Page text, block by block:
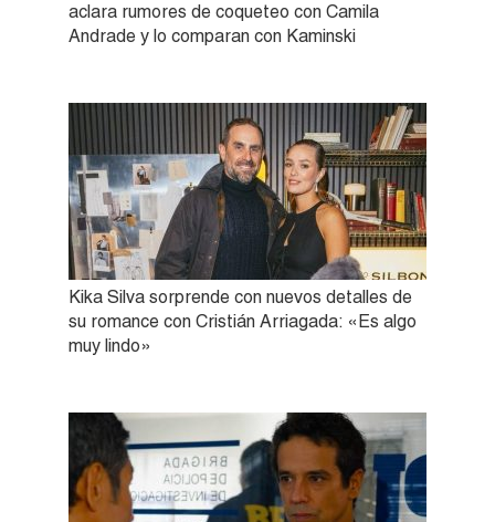
aclara rumores de coqueteo con Camila
Andrade y lo comparan con Kaminski
Kika Silva sorprende con nuevos detalles de
su romance con Cristián Arriagada: «Es algo
muy lindo»